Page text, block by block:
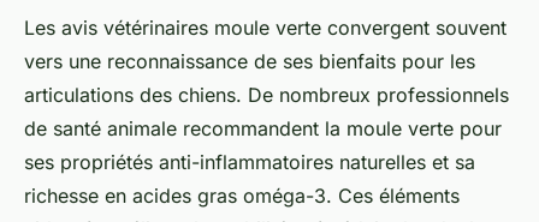
Les avis vétérinaires moule verte convergent souvent
vers une reconnaissance de ses bienfaits pour les
articulations des chiens. De nombreux professionnels
de santé animale recommandent la moule verte pour
ses propriétés anti-inflammatoires naturelles et sa
richesse en acides gras oméga-3. Ces éléments